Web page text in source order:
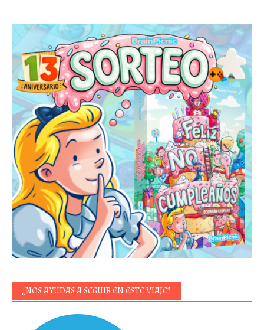
¿NOS AYUDAS A SEGUIR EN ESTE VIAJE?